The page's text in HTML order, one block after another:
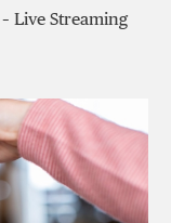
Live Streaming